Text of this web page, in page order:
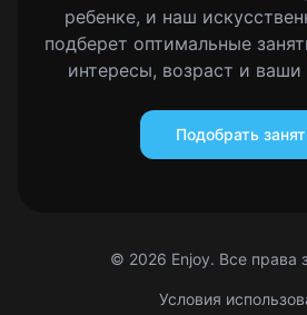
ребенке, и наш
подберет оптимальные
интересы, возраст и ваши
Подобрать
© 2026 Enjoy. Все
Условия